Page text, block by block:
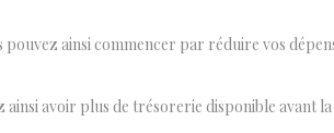
ainsi commencer par réduire vos
avoir plus de trésorerie disponible avant